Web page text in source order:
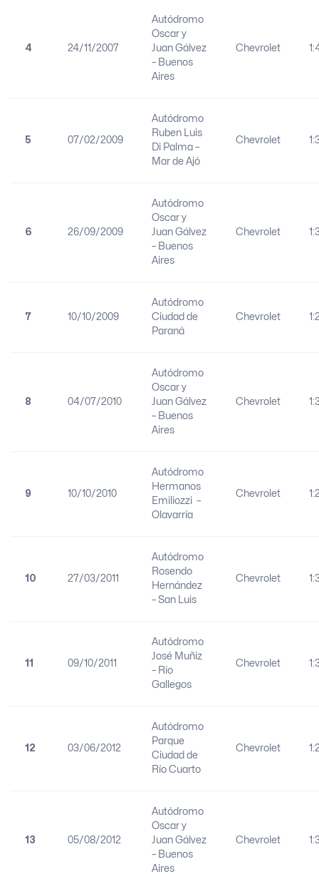
4 24/11/2007
Autódromo
Oscar y
Juan Gálvez
– Buenos
Aires
Chevrolet
5 07/02/2009
Autódromo
Ruben Luis
Di Palma –
Mar de Ajó
Chevrolet
6 26/09/2009
Autódromo
Oscar y
Juan Gálvez
– Buenos
Aires
Chevrolet
7 10/10/2009
Autódromo
Ciudad de
Paraná
Chevrolet
8 04/07/2010
Autódromo
Oscar y
Juan Gálvez
– Buenos
Aires
Chevrolet
9 10/10/2010
Autódromo
Hermanos
Emiliozzi –
Olavarría
Chevrolet
10 27/03/2011
Autódromo
Rosendo
Hernández
– San Luis
Chevrolet
11 09/10/2011
Autódromo
José Muñiz
– Río
Gallegos
Chevrolet
12 03/06/2012
Autódromo
Parque
Ciudad de
Río Cuarto
Chevrolet
13 05/08/2012
Autódromo
Oscar y
Juan Gálvez
– Buenos
Aires
Chevrolet